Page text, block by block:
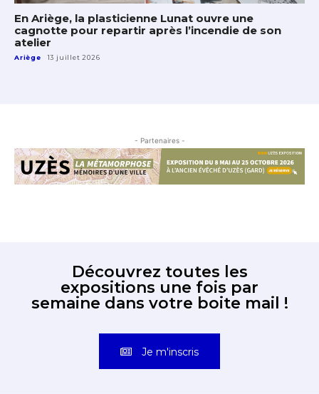
En Ariège, la plasticienne Lunat ouvre une
cagnotte pour repartir après l’incendie de son
atelier
Ariège 13 juillet 2026
- Partenaires -
Découvrez toutes les
expositions une fois par
semaine dans votre boite mail !
Je m'inscris